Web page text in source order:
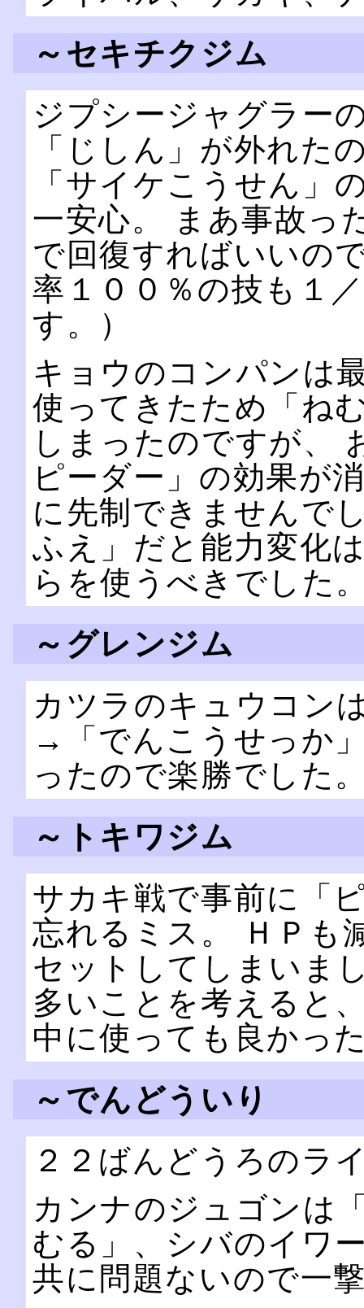
～セキチクジム
ジプシージャグラー
「じしん」が外れた
「サイケこうせん」
一安心。 まあ事故っ
で回復すればいいの
率１００％の技も１
す。）
キョウのコンパンは
使ってきたため「ね
しまったのですが、
ピーダー」の効果が
に先制できませんで
ふえ」だと能力変化
らを使うべきでした
～グレンジム
カツラのキュウコン
→「でんこうせっか
ったので楽勝でした
～トキワジム
サカキ戦で事前に「
忘れるミス。 ＨＰも
セットしてしまいま
多いことを考えると
中に使っても良かっ
～でんどういり
２２ばんどうろのラ
カンナのジュゴンは
むる」、シバのイワ
共に問題ないので一